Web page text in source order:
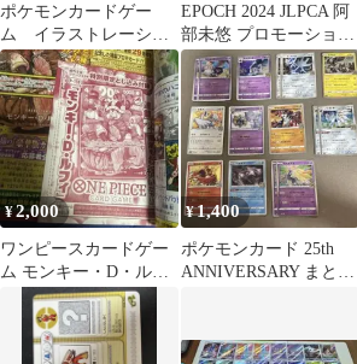
ポケモンカードゲー
ム イラストレーショ
ンコンテスト2024 オー
ダイル 2枚
EPOCH 2024 JLPCA 阿
部未悠 プロモーション
カード
¥2,000
ワンピースカードゲー
ム モンキー・D・ルフ
ィ 特製プロモカード
¥1,400
ポケモンカード 25th
ANNIVERSARY まとめ